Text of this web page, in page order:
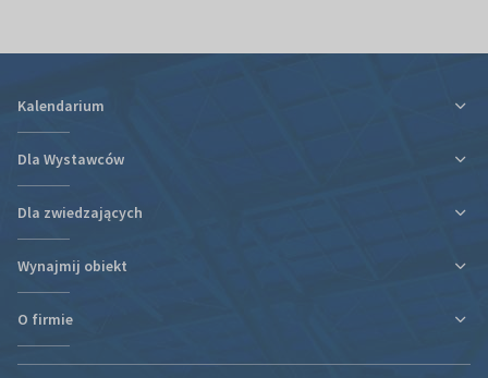
Kalendarium
Dla Wystawców
Ulga podatkowa za udział w targach
Plan targów i hal
Regulaminy i oświadczenia
Dla zwiedzających
Plan targów i hal
Kontakt
Wynajmij obiekt
Nowa hala
O firmie